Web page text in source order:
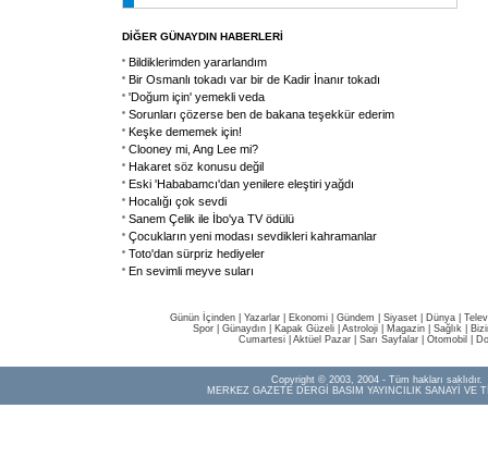
DİĞER GÜNAYDIN HABERLERİ
Bildiklerimden yararlandım
Bir Osmanlı tokadı var bir de Kadir İnanır tokadı
'Doğum için' yemekli veda
Sorunları çözerse ben de bakana teşekkür ederim
Keşke dememek için!
Clooney mi, Ang Lee mi?
Hakaret söz konusu değil
Eski 'Hababamcı'dan yenilere eleştiri yağdı
Hocalığı çok sevdi
Sanem Çelik ile İbo'ya TV ödülü
Çocukların yeni modası sevdikleri kahramanlar
Toto'dan sürpriz hediyeler
En sevimli meyve suları
Günün İçinden Yazarlar Ekonomi Gündem Siyaset Dünya |
Spor
Günaydın Kapak Güzeli Astroloji Magazin Sağlık
Cumartesi| Aktüel Pazar| Sarı Sayfalar| Otomobil
Copyright © 2003, 2004 - Tüm hakları saklıdır.
MERKEZ GAZETE DERGİ BASIM YAYINCILIK SANAYİ VE